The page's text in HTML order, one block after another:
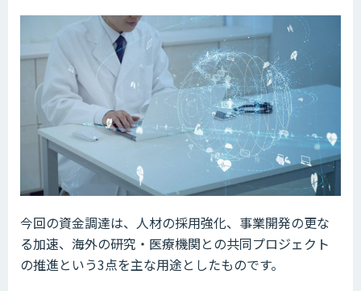
今回の資金調達は、人材の採用強化、事業開発の更な
る加速、海外の研究・医療機関との共同プロジェクト
の推進という3点を主な用途としたものです。